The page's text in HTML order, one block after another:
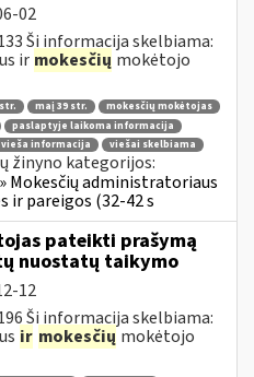
02
Ši informacija skelbiama:
ir mokesčių mokėtojo
maį 39 str.
mokesčių mokėtojas
paslaptyje laikoma informacija
vieša informacija
viešai skelbiama
žinyno kategorijos:
Mokesčių administratoriaus
ir pareigos (32-42 s
pateikti prašymą
nuostatų taikymo
12
Ši informacija skelbiama:
ir mokesčių mokėtojo